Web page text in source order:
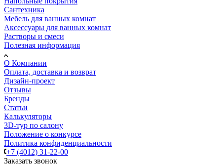
Сантехника
Мебель для ванных комнат
Аксессуары для ванных комнат
Растворы и смеси
Полезная информация
О Компании
Оплата, доставка и возврат
Дизайн-проект
Отзывы
Бренды
Статьи
Калькуляторы
3D-тур по салону
Положение о конкурсе
Политика конфиденциальности
+7 (4012) 31-22-00
Заказать звонок